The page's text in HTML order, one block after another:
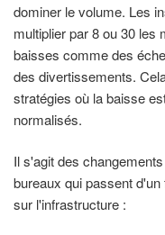
dominer le volume. Les
multiplier par 8 ou 30 les
baisses comme des
des divertissements.
stratégies où la baisse
normalisés.
Il s'agit des
bureaux qui passent
sur l'infrastructure :